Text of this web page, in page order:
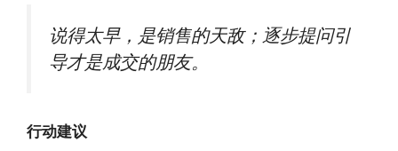
说得太早，是销售的天敌；逐步提问引
导才是成交的朋友。
行动建议